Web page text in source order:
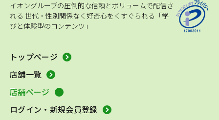
イオングループの圧倒的な信頼とボリュームで配信さ
れる 世代・性別関係なく好奇心をくすぐられる「学
びと体験型のコンテンツ」
トップページ
店舗一覧
店舗ページ
ログイン・新規会員登録